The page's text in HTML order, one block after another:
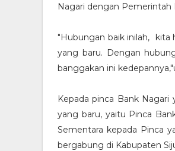
Nagari dengan Pemerintah
"Hubungan baik inilah, kita
yang baru. Dengan
banggakan ini
Kepada pinca Bank Nagari
yang baru, yaitu Pinca
Sementara kepada Pinca
bergabung di Kabupaten